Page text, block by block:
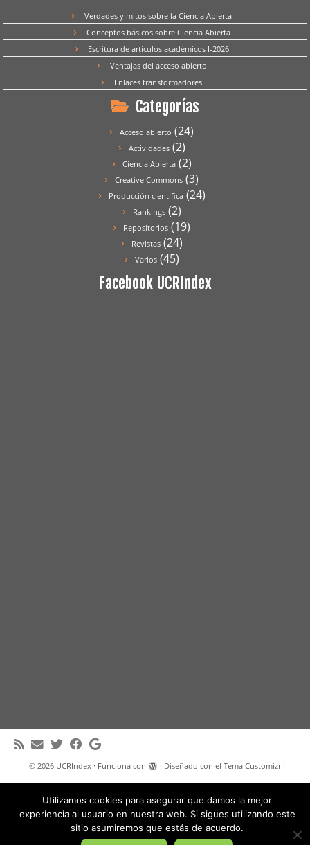
Verdades y mitos sobre la Ciencia Abierta
Conceptos básicos sobre Ciencia Abierta
Escritura de artículos académicos I-2026
Ventajas del acceso abierto
Enlaces transformadores
Categorías
Acceso abierto (24)
Actividades(2)
Ciencia Abierta(2)
Creative Commons (3)
Producción científica(24)
Rankings(2)
Repositorios (19)
Revistas(24)
Varios(45)
Facebook UCRIndex
· © 2026 UCRIndex · Funciona con · Diseñado con el Tema Customizr·
Utilizamos cookies para asegurar que damos la mejor
experiencia al usuario en nuestra web. Si sigues utilizando este
sitio asumiremos que estás de acuerdo.